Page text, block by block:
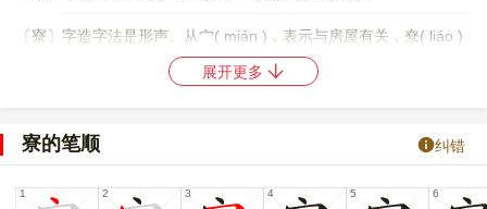
〔寮〕字造字法是形声。从宀( mián )，表示与房屋有关，尞( liáo )
声。本义是小窗。
意文字 (基本汉字)
，10进制： 23534，UTF-32：
展开更多
寮的笔顺 纠错